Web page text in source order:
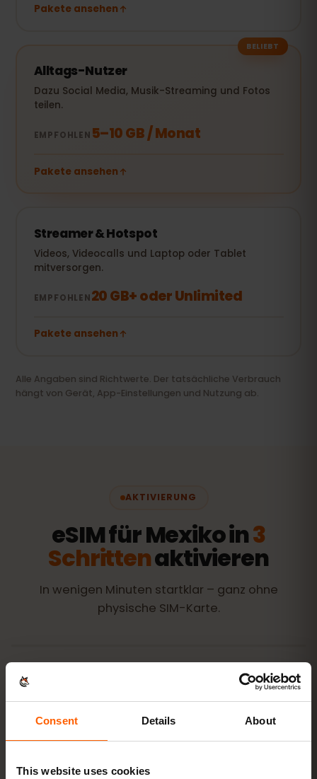
Consent Details About
This website uses cookies
Pakete ansehen
BELIEBT
Alltags-Nutzer
Dazu Social Media, Musik-Streaming und Fotos
teilen.
EMPFOHLEN 5–10 GB / Monat
Pakete ansehen
Streamer & Hotspot
Videos, Videocalls und Laptop oder Tablet
mitversorgen.
EMPFOHLEN20 GB+ oder Unlimited
Pakete ansehen
Alle Angaben sind Richtwerte. Der tatsächliche Verbrauch
hängt von Gerät, App-Einstellungen und Nutzung ab.
AKTIVIERUNG
eSIM für Mexiko in3
Schrittenaktivieren
In wenigen Minuten startklar – ganz ohne
physische SIM-Karte.
Paket kaufen QR-Code sofort per E-Mail
WLAN scannen